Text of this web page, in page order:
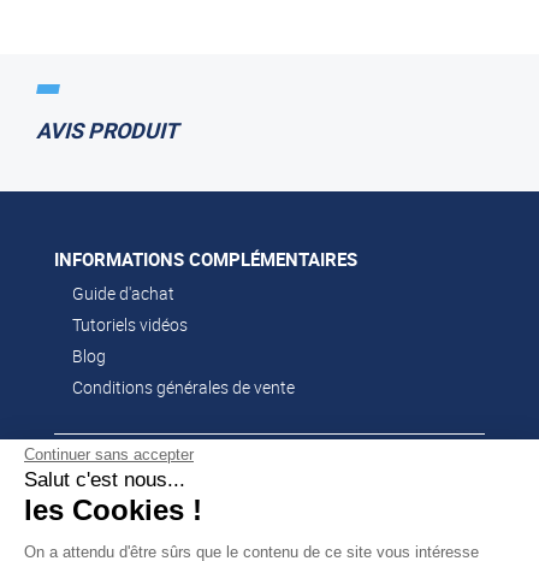
Continuer sans accepter
Salut c'est nous...
les Cookies !
On a attendu d'être sûrs que le contenu de ce site vous intéresse
AVIS PRODUIT
INFORMATIONS COMPLÉMENTAIRES
Guide d'achat
Tutoriels vidéos
Blog
Conditions générales de vente
CONTACT
02 51 52 26 57